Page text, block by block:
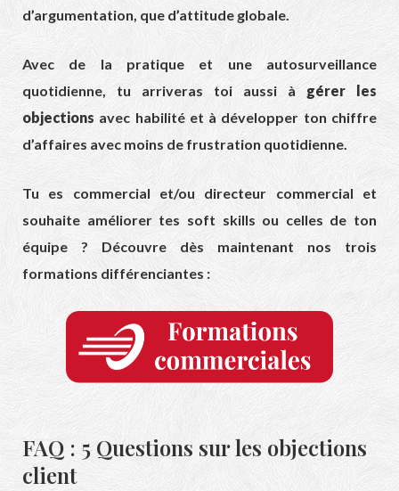
d’argumentation, que d’attitude globale.
Avec de la pratique et une autosurveillance
quotidienne, tu arriveras toi aussi à gérer les
objections avec habilité et à développer ton chiffre
d’affaires avec moins de frustration quotidienne.
Tu es commercial et/ou directeur commercial et
souhaite améliorer tes soft skills ou celles de ton
équipe ? Découvre dès maintenant nos trois
formations différenciantes :
FAQ : 5 Questions sur les objections
client